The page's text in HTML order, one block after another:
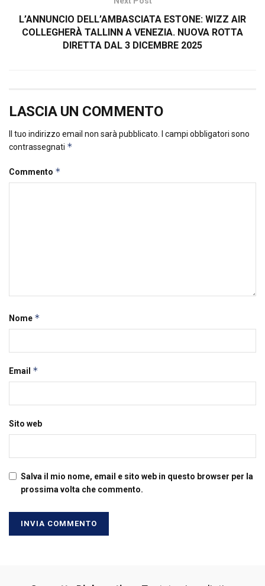
L’ANNUNCIO DELL’AMBASCIATA ESTONE: WIZZ AIR
COLLEGHERÀ TALLINN A VENEZIA. NUOVA ROTTA
DIRETTA DAL 3 DICEMBRE 2025
LASCIA UN COMMENTO
Il tuo indirizzo email non sarà pubblicato. I campi obbligatori sono
contrassegnati *
Commento *
Nome *
Email *
Sito web
Salva il mio nome, email e sito web in questo browser per la
prossima volta che commento.